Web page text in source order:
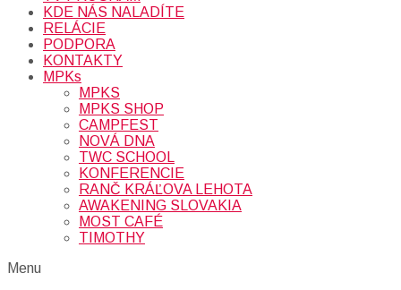
KDE NÁS NALADÍTE
RELÁCIE
PODPORA
KONTAKTY
MPKs
MPKS
MPKS SHOP
CAMPFEST
NOVÁ DNA
TWC SCHOOL
KONFERENCIE
RANČ KRÁĽOVA LEHOTA
AWAKENING SLOVAKIA
MOST CAFÉ
TIMOTHY
Menu